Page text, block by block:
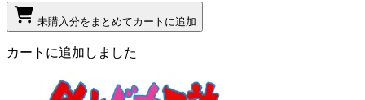
未購入分をまとめてカートに追加
カートに追加しました